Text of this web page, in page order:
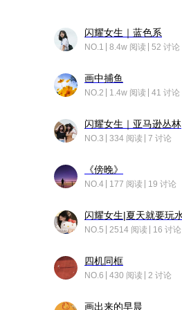
闪耀女生｜蓝色系
NO.1 8.4w 阅读 52 讨论
画中捕鱼
NO.2 1.4w 阅读 41 讨论
闪耀女生｜亚马逊丛林
NO.3 334 阅读 7 讨论
《傍晚》
NO.4 177 阅读 19 讨论
NO.5 2514 阅读 16 讨论
四机同框
NO.6 430 阅读 2 讨论
画出来的早晨